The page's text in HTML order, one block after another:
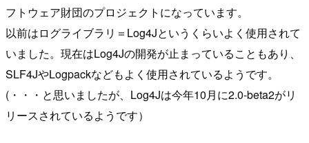
フトウェア財団のプロジェクトになっています。
以前はログライブラリ＝Log4Jというくらいよく使用されて
いました。現在はLog4Jの開発が止まっていることもあり、
SLF4JやLogpackなどもよく使用されているようです。
(・・・と思いましたが、Log4Jは今年10月に2.0-beta2がリ
リースされているようです）